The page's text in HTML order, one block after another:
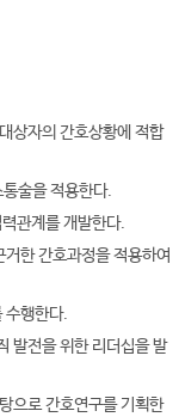
상자의 간호상황에 적합
술을 적용한다.
관계를 개발한다.
한 간호과정을 적용하여
수행한다.
발전을 위한 리더십을 발
으로 간호연구를 기획한